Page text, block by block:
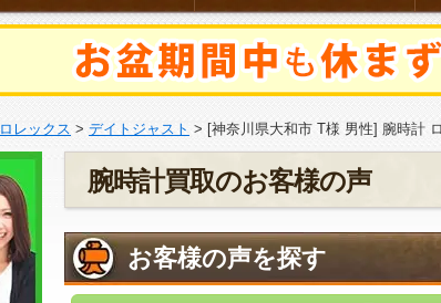
ロレックス > デイトジャスト > [神奈川県大和市 T様 男性] 腕時計
腕時計買取のお客様の声
お客様の声を探す